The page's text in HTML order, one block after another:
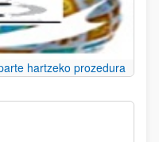
hartzeko prozedura